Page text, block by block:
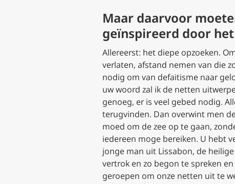
Maar daarvoor
geïnspireerd door
Allereerst: het diepe opzoeken.
verlaten, afstand nemen van die
nodig om van defaitisme naar
uw woord zal ik de netten
genoeg, er is veel gebed nodig.
terugvinden. Dan overwint men
moed om de zee op te gaan,
iedereen moge bereiken. U hebt
jonge man uit Lissabon, de
vertrok en zo begon te spreken
geroepen om onze netten uit te